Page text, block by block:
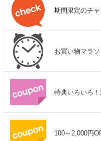
期間限定のチ
お買い物マラ
特典いろいろ
100～2,000円